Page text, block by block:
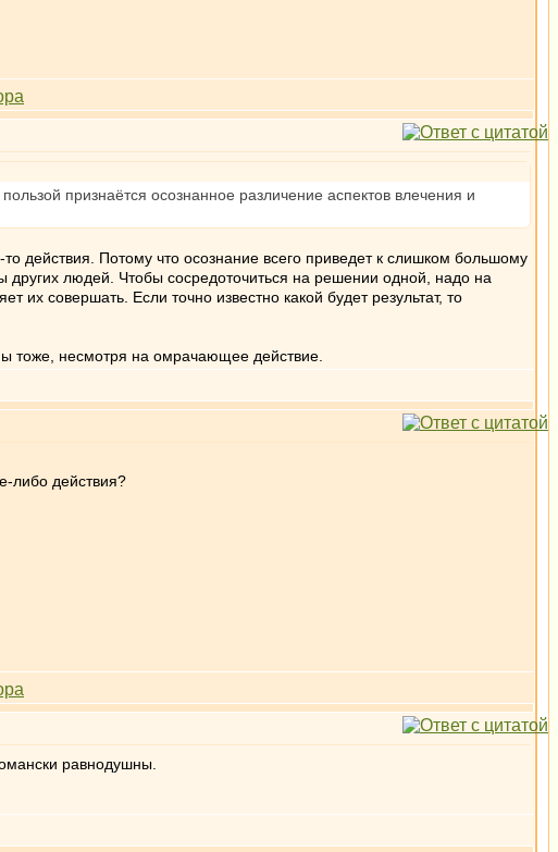
признаётся осознанное различение аспектов влечения и
действия. Потому что осознание всего приведет к слишком большому
людей. Чтобы сосредоточиться на решении одной, надо на
их совершать. Если точно известно какой будет результат, то
тоже, несмотря на омрачающее действие.
либо действия?
равнодушны.